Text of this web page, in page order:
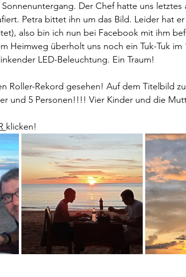
Der Chef hatte uns letztes
Petra bittet ihn um das Bild. Leider hat
also bin ich nun bei Facebook mit ihm
Heimweg überholt uns noch ein Tuk-Tuk
LED-Beleuchtung. Ein Traum!
Roller-Rekord gesehen! Auf dem Titelbild
und 5 Personen!!!! Vier Kinder und die
klicken!